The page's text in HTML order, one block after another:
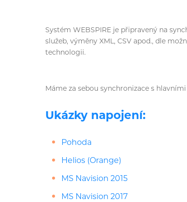
Systém WEBSPIRE je připravený na
služeb, výměny XML, CSV apod., dle
technologii.
Máme za sebou synchronizace s
Ukázky napojení:
Pohoda
Helios (Orange)
MS Navision 2015
MS Navision 2017